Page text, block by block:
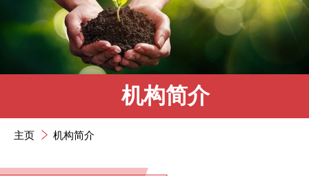
机构简介
主页 机构简介